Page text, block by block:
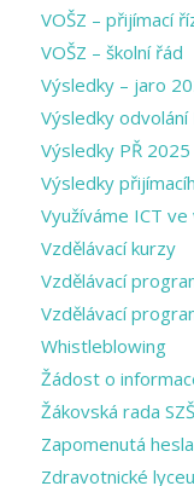
VOŠZ – přijímací
VOŠZ – školní řád
Výsledky – jaro
Výsledky
Výsledky PŘ 2025
Výsledky
Využíváme ICT
Vzdělávací kurzy
Vzdělávací
Vzdělávací
Whistleblowing
Žádost o
Žákovská rada SZŠ
Zapomenutá hesla
Zdravotnické